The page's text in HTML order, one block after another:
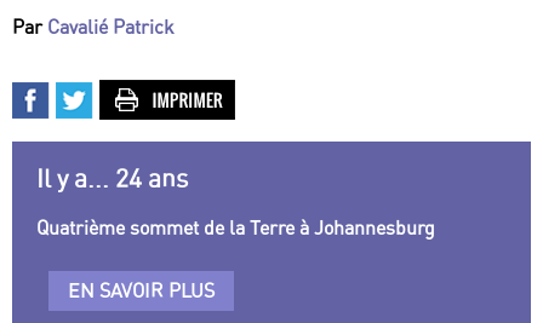
Par Cavalié Patrick
Il y a... 24 ans
Quatrième sommet de la Terre à Johannesburg
EN SAVOIR PLUS